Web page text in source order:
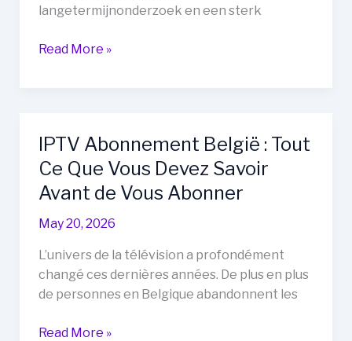
langetermijnonderzoek en een sterk
GuardCap
de
tweede
fase
het
Nieuwe
Tijd
Investeringsplan
Read More »
IPTV Abonnement België : Tout
Ce Que Vous Devez Savoir
Avant de Vous Abonner
May 20, 2026
L’univers de la télévision a profondément
changé ces dernières années. De plus en plus
de personnes en Belgique abandonnent les
IPTV
Read More »